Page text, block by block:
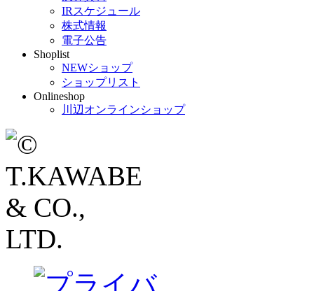
IRスケジュール
株式情報
電子公告
Shoplist
NEWショップ
ショップリスト
Onlineshop
川辺オンラインショップ